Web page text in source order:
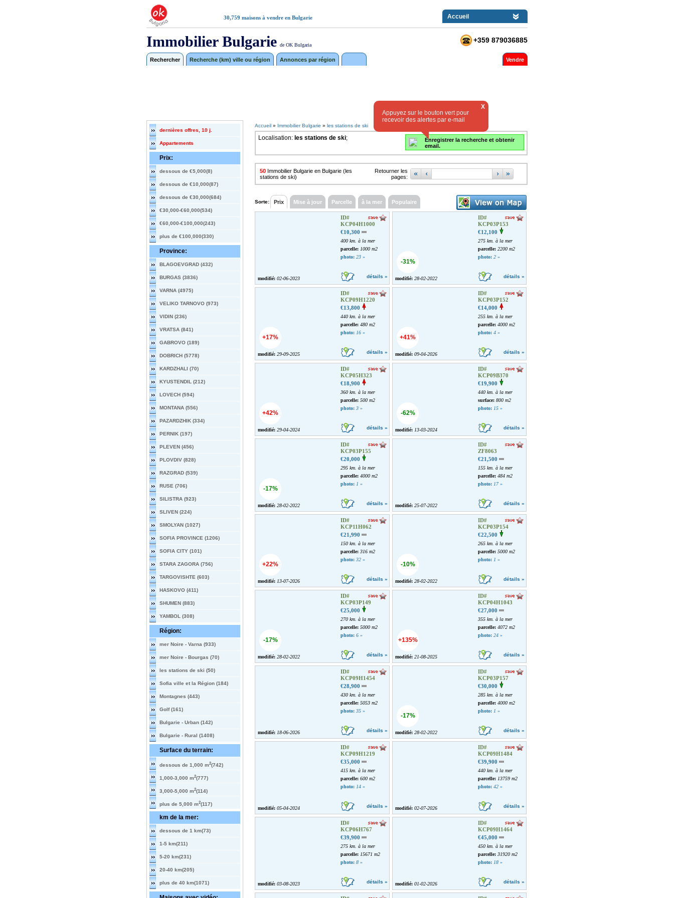
30,759 maisons à vendre en Bulgarie Accueil
Immobilier Bulgarie de OK Bulgaria
+359 879036885
Rechercher Recherche (km) ville ou région Annonces par région Vendre
dernières offres, 10 j.
Appartements
Prix:
dessous de €5,000(8)
dessous de €10,000(87)
dessous de €30,000(684)
€30,000-€60,000(534)
€60,000-€100,000(243)
plus de €100,000(330)
Province:
BLAGOEVGRAD (432)
BURGAS (3836)
VARNA (4975)
VELIKO TARNOVO (973)
VIDIN (236)
VRATSA (841)
GABROVO (189)
DOBRICH (5778)
KARDZHALI (70)
KYUSTENDIL (212)
LOVECH (594)
MONTANA (556)
PAZARDZHIK (334)
PERNIK (197)
PLEVEN (456)
PLOVDIV (828)
RAZGRAD (539)
RUSE (706)
SILISTRA (923)
SLIVEN (224)
SMOLYAN (1027)
SOFIA PROVINCE (1206)
SOFIA CITY (101)
STARA ZAGORA (756)
TARGOVISHTE (603)
HASKOVO (411)
SHUMEN (883)
YAMBOL (308)
Région:
mer Noire - Varna (933)
mer Noire - Bourgas (70)
les stations de ski (50)
Sofia ville et la Région (184)
Montagnes (443)
Golf (161)
Bulgarie - Urban (142)
Bulgarie - Rural (1408)
Surface du terrain:
dessous de 1,000 m2(742)
1,000-3,000 m2(777)
3,000-5,000 m2(114)
plus de 5,000 m2(117)
km de la mer:
dessous de 1 km(73)
1-5 km(211)
5-20 km(231)
20-40 km(205)
plus de 40 km(1071)
Accueil » Immobilier Bulgarie » les stations de ski
Localisation: les stations de ski;
Enregistrer la recherche et obtenir
email.
50 Immobilier Bulgarie en Bulgarie (les
stations de ski)
Retourner les
pages:
« ‹ › »
Sorte: Prix Mise à jour Parcelle à la mer Populaire
ID#
KCP04H1000
€10,300
400 km. à la mer
parcelle: 1000 m2
photo: 23 »
détails »
modifié: 02-06-2023
-31%
ID#
KCP03P153
€12,100
275 km. à la mer
parcelle: 2200 m2
photo: 2 »
détails »
modifié: 28-02-2022
+17%
ID#
KCP09H1220
€13,800
440 km. à la mer
parcelle: 480 m2
photo: 16 »
détails »
modifié: 29-09-2025
+41%
ID#
KCP03P152
€14,000
255 km. à la mer
parcelle: 4000 m2
photo: 4 »
détails »
modifié: 09-04-2026
+42%
ID#
KCP05H323
€18,900
360 km. à la mer
parcelle: 500 m2
photo: 3 »
détails »
modifié: 29-04-2024
-62%
ID#
KCP09B370
€19,900
440 km. à la mer
surface: 800 m2
photo: 15 »
détails »
modifié: 13-03-2024
-17%
ID#
KCP03P155
€20,000
295 km. à la mer
parcelle: 4000 m2
photo: 1 »
détails »
modifié: 28-02-2022
ID#
ZF8063
€21,500
155 km. à la mer
parcelle: 484 m2
photo: 17»
détails »
modifié: 25-07-2022
+22%
ID#
KCP11H062
€21,990
150 km. à la mer
parcelle: 316 m2
photo: 32 »
détails »
modifié: 13-07-2026
-10%
ID#
KCP03P154
€22,500
265 km. à la mer
parcelle: 5000 m2
photo: 1 »
détails »
modifié: 28-02-2022
-17%
ID#
KCP03P149
€25,000
270 km. à la mer
parcelle: 5000 m2
photo: 6 »
détails »
modifié: 28-02-2022
+135%
ID#
KCP04H1043
€27,000
355 km. à la mer
parcelle: 4072 m2
photo: 24 »
détails »
modifié: 21-08-2025
ID#
KCP09H1454
€28,900
430 km. à la mer
parcelle: 5053 m2
photo: 35 »
détails »
modifié: 18-06-2026
-17%
ID#
KCP03P157
€30,000
285 km. à la mer
parcelle: 4000 m2
photo: 1 »
détails »
modifié: 28-02-2022
ID#
KCP09H1219
€35,000
415 km. à la mer
parcelle: 600 m2
photo: 14 »
détails »
modifié: 05-04-2024
ID#
KCP09H1484
€39,900
440 km. à la mer
parcelle: 13759 m2
photo: 42 »
détails »
modifié: 02-07-2026
ID#
KCP06H767
€39,900
275 km. à la mer
parcelle: 15671 m2
photo: 8 »
détails »
modifié: 03-08-2023
ID#
KCP09H1464
€45,000
450 km. à la mer
parcelle: 31920 m2
photo: 18 »
détails »
modifié: 01-02-2026
Appuyez sur le bouton vert pour
recevoir des alertes par e-mail
X